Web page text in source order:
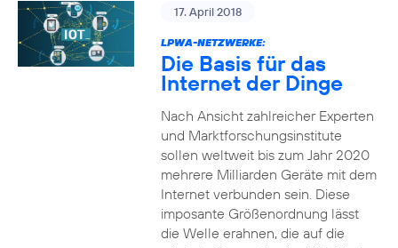
17. April 2018
LPWA-NETZWERKE:
Die Basis für das
Internet der Dinge
Nach Ansicht zahlreicher Experten
und Marktforschungsinstitute
sollen weltweit bis zum Jahr 2020
mehrere Milliarden Geräte mit dem
Internet verbunden sein. Diese
imposante Größenordnung lässt
die Welle erahnen, die auf die